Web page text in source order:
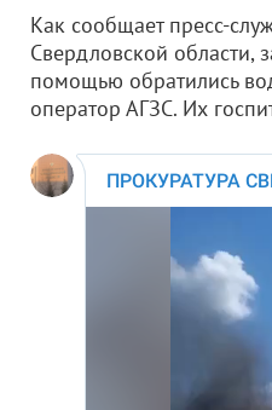
Как сообщает пресс-
Свердловской области,
помощью обратились
оператор АГЗС. Их